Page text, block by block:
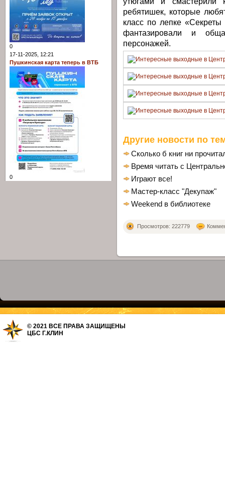
ребятишек, которые
класс по лепке
фантазировали и
персонажей.
Другие новости по
Сколько б книг ни
Время читать с
Играют все!
Мастер-класс "Декупаж"
Weekend в библиотеке
Просмотров: 222779
0
17-11-2025, 12:21
Пушкинская карта теперь в ВТБ
0
© 2021 ВСЕ ПРАВА ЗАЩИЩЕНЫ
ЦБС Г.КЛИН